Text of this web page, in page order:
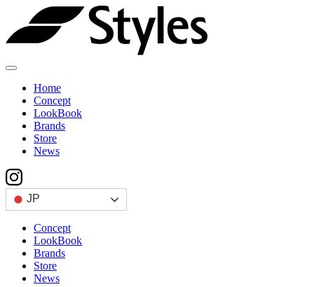
content
Home
Concept
LookBook
Brands
Store
News
JP
Concept
LookBook
Brands
Store
News